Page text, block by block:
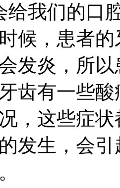
给我们的口
时候，患者
发炎，所
齿有一些
，这些症
发生，会